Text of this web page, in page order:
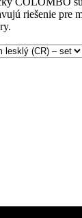
riešenie pre